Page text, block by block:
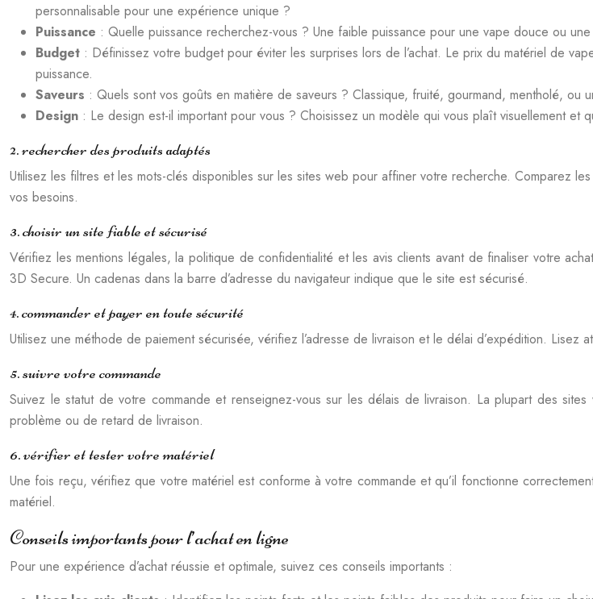
personnalisable pour une expérience unique ?
Puissance : Quelle puissance recherchez-vous ? Une faible puissance pour une vape douce ou
Budget : Définissez votre budget pour éviter les surprises lors de l’achat. Le prix du matériel de
puissance.
Saveurs : Quels sont vos goûts en matière de saveurs ? Classique, fruité, gourmand, mentholé, ou
Design : Le design est-il important pour vous ? Choisissez un modèle qui vous plaît visuellement et
2. rechercher des produits adaptés
Utilisez les filtres et les mots-clés disponibles sur les sites web pour affiner votre recherche. Comparez
vos besoins.
3. choisir un site fiable et sécurisé
Vérifiez les mentions légales, la politique de confidentialité et les avis clients avant de finaliser votre
3D Secure. Un cadenas dans la barre d’adresse du navigateur indique que le site est sécurisé.
4. commander et payer en toute sécurité
Utilisez une méthode de paiement sécurisée, vérifiez l’adresse de livraison et le délai d’expédition.
5. suivre votre commande
Suivez le statut de votre commande et renseignez-vous sur les délais de livraison. La plupart des
problème ou de retard de livraison.
6. vérifier et tester votre matériel
Une fois reçu, vérifiez que votre matériel est conforme à votre commande et qu’il fonctionne
matériel.
Conseils importants pour l’achat en ligne
Pour une expérience d’achat réussie et optimale, suivez ces conseils importants :